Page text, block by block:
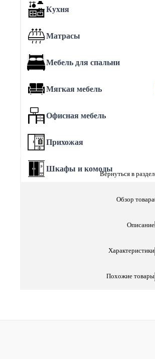
Кухня
Матрасы
Мебель для спальни
Мягкая мебель
Офисная мебель
Прихожая
Шкафы и комоды
Вернуться в раздел
Обзор товара
Описание
Характеристики
Похожие товары